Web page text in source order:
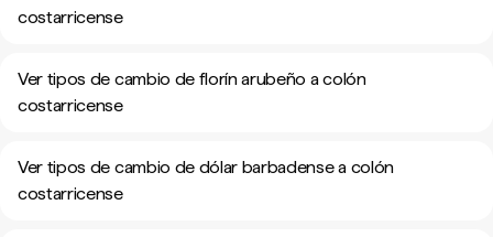
costarricense
Ver tipos de cambio de florín arubeño a colón
costarricense
Ver tipos de cambio de dólar barbadense a colón
costarricense